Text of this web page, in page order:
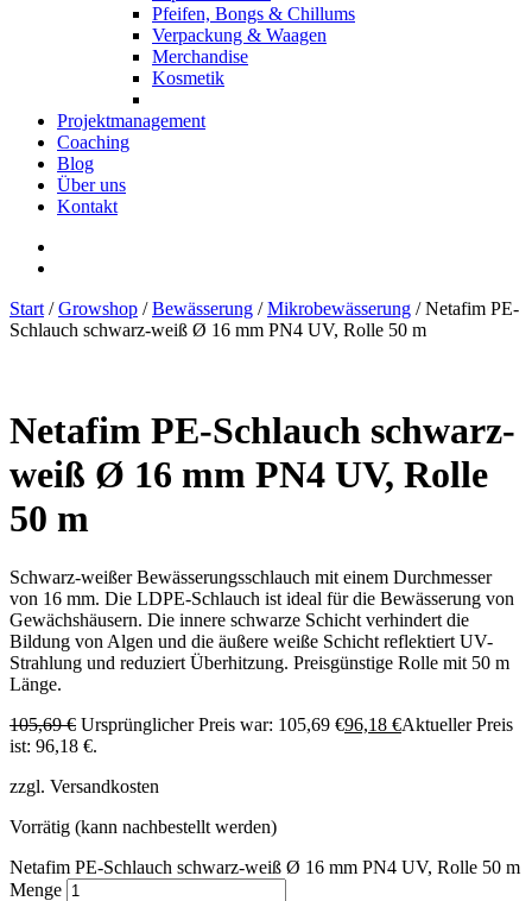
Pfeifen, Bongs & Chillums
Verpackung & Waagen
Merchandise
Kosmetik
Projektmanagement
Coaching
Blog
Über uns
Kontakt
Start /Growshop /Bewässerung /Mikrobewässerung / Netafim PE-
Schlauch schwarz-weiß Ø 16 mm PN4 UV, Rolle 50 m
Netafim PE-Schlauch schwarz-
weiß Ø 16 mm PN4 UV, Rolle
50 m
Schwarz-weißer Bewässerungsschlauch mit einem Durchmesser
von 16 mm. Die LDPE-Schlauch ist ideal für die Bewässerung von
Gewächshäusern. Die innere schwarze Schicht verhindert die
Bildung von Algen und die äußere weiße Schicht reflektiert UV-
Strahlung und reduziert Überhitzung. Preisgünstige Rolle mit 50 m
Länge.
105,69€ Ursprünglicher Preis war: 105,69 €96,18 €Aktueller Preis
ist: 96,18 €.
zzgl. Versandkosten
Vorrätig (kann nachbestellt werden)
Netafim PE-Schlauch schwarz-weiß Ø 16 mm PN4 UV, Rolle 50 m
Menge